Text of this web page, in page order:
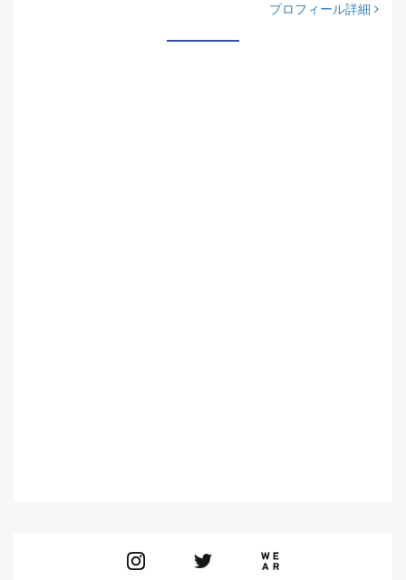
プロフィール詳細